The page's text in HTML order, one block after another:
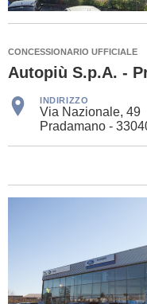
CONCESSIONARIO UFFICIALE
Autopiù S.p.A. -
INDIRIZZO
Via Nazionale, 49
Pradamano -